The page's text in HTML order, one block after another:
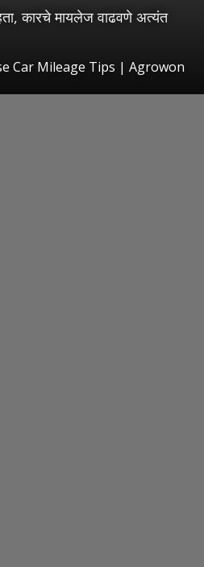
कारचे मायलेज वाढवणे अत्यंत
Car Mileage Tips | Agrowon